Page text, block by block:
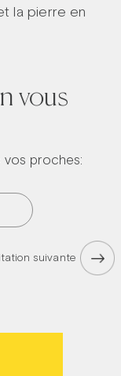
la pierre en
vous
proches:
suivante